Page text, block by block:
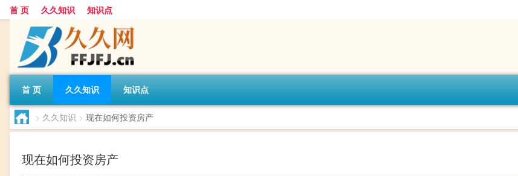
首 页 久久知识 知识点
首 页 久久知识 知识点
> 久久知识 > 现在如何投资房产
现在如何投资房产